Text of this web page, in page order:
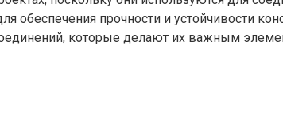
обеспечения прочности и устойчивости
которые делают их важным